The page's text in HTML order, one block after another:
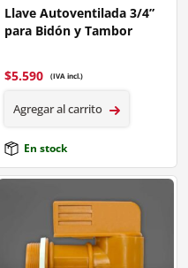
Llave Autoventilada 3/4”
para Bidón y Tambor
$5.590 (IVA incl.)
Agregar al carrito
En stock